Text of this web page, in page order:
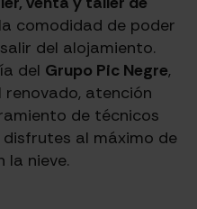
comodidad de poder
del alojamiento.
del Grupo Pic Negre,
atención
de técnicos
al máximo de
la nieve.